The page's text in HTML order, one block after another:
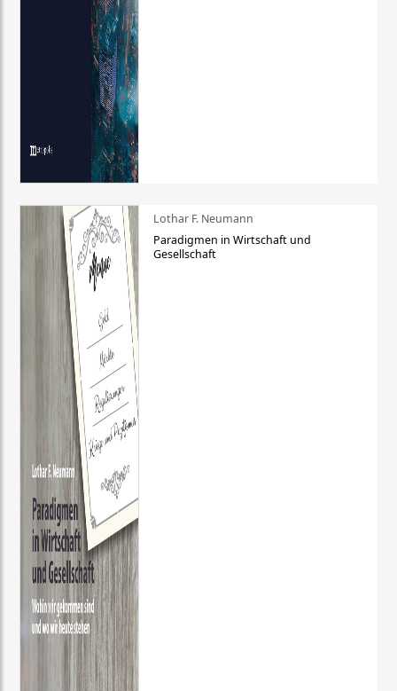
Lothar F. Neumann
Paradigmen in Wirtschaft und
Gesellschaft